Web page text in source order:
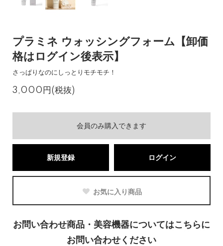
プラミネ ウォッシングフォーム【卸価
格はログイン後表示】
さっぱりなのにしっとりモチモチ！
3,000円(税抜)
会員のみ購入できます
新規登録 ログイン
お気に入り商品
お問い合わせ商品・美容機器についてはこちらに
お問い合わせください